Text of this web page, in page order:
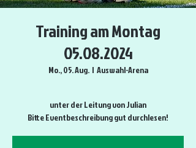
Training am Montag
05.08.2024
Mo., 05. Aug.
  |
Auswahl-Arena
unter der Leitung von Julian
Bitte Eventbeschreibung gut durchlesen!